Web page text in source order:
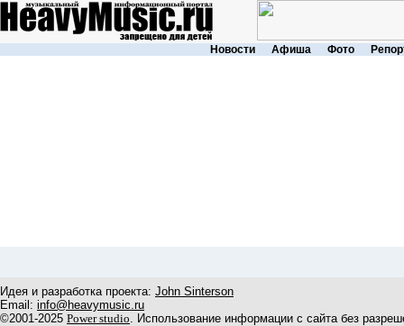
Новости Афиша Фото
Идея и разработка проекта: John Sinterson
Email: info@heavymusic.ru
©2001-2025 Power studio. Использование информации с сайта без